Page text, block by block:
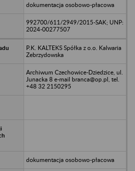
dokumentacja osobowo-płacowa
992700/611/2949/2015-SAK; UNP:
2024-00277507
P.K. KALTEKS Spółka z o.o. Kalwaria
Zebrzydowska
Archiwum Czechowice-Dziedzice, ul.
Junacka 8 e-mail branca@op.pl, tel.
+48 32 2150295
dokumentacja osobowo-płacowa